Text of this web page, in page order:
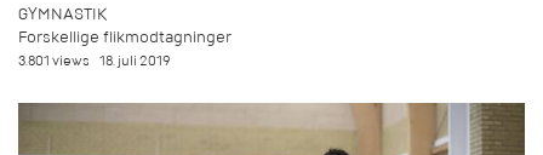
GYMNASTIK
Forskellige flikmodtagninger
3.801 views 18. juli 2019